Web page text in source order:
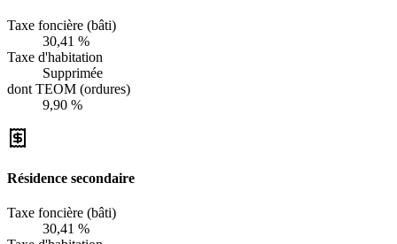
Taxe foncière (bâti)
30,41 %
Taxe d'habitation
Supprimée
dont TEOM (ordures)
9,90 %
Résidence secondaire
Taxe foncière (bâti)
30,41 %